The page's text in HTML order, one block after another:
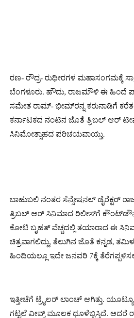
ರಣ- ರೌದ್ರ- ರುಧೀರಗಳ ಮಹಾಸಂಗಮಕ್ಕೆ
ಬೆಂಗಳೂರು. ಹೌದು, ರಾಜಮೌಳಿ ಈ ಹಿಂದೆ
ಸಮೇತ ರಾಮ್- ಭೀಮ್​ರನ್ನ ಕರುನಾಡಿಗೆ
ಕರ್ನಾಟಕದ ನಂಟಿನ ಜೊತೆ ತ್ರಿಬಲ್ ಆರ್
ಸಿನಿಮೋತ್ಸಾಹದ ಪರಿಚಯವಾಯ್ತು.
ಬಾಹುಬಲಿ ನಂತರ ಸೆನ್ಸೇಷನಲ್ ಡೈರೆಕ್ಟರ್
ತ್ರಿಬಲ್ ಆರ್ ಸಿನಿಮಾದ ರಿಲೀಸ್​ಗೆ ಕೌಂಟ್​ಡೌನ್
ಕೋಟಿ ಬೃಹತ್ ವೆಚ್ಚದಲ್ಲಿ ತಯಾರಾದ ಈ
ಚಿತ್ರವಾಗಲಿದ್ದು, ತೆಲುಗಿನ ಜೊತೆ ಕನ್ನಡ,
ಹಿಂದಿಯಲ್ಲೂ ಇದೇ ಜನವರಿ 7ಕ್ಕೆ
ಇತ್ತೀಚೆಗೆ ಟ್ರೈಲರ್ ಲಾಂಚ್ ಆಗಿತ್ತು.
ಗಟ್ಟಲೆ ವೀವ್ಸ್ ಮೂಲಕ ಧೂಳೆಬ್ಬಿಸ್ತಿದೆ. ಆದರೆ